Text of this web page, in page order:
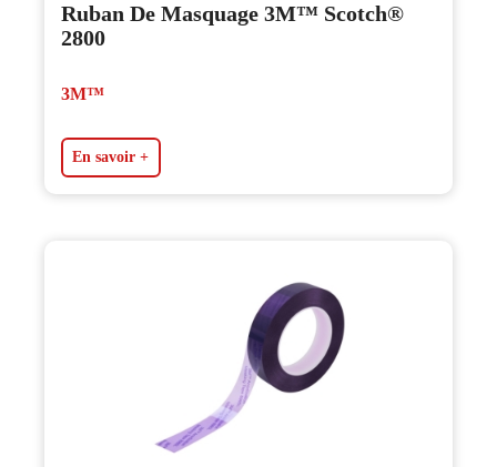
Ruban De Masquage 3M™ Scotch®
2800
3M™
En savoir +